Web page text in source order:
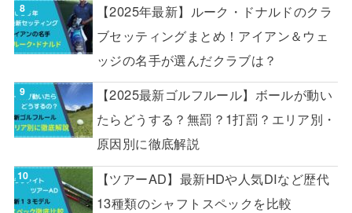
【2025年最新】ルーク・ドナルドのクラ
ブセッティングまとめ！アイアン＆ウェ
ッジの名手が選んだクラブは？
【2025最新ゴルフルール】ボールが動い
たらどうする？無罰？1打罰？エリア別・
原因別に徹底解説
【ツアーAD】最新HDや人気DIなど歴代
13種類のシャフトスペックを比較